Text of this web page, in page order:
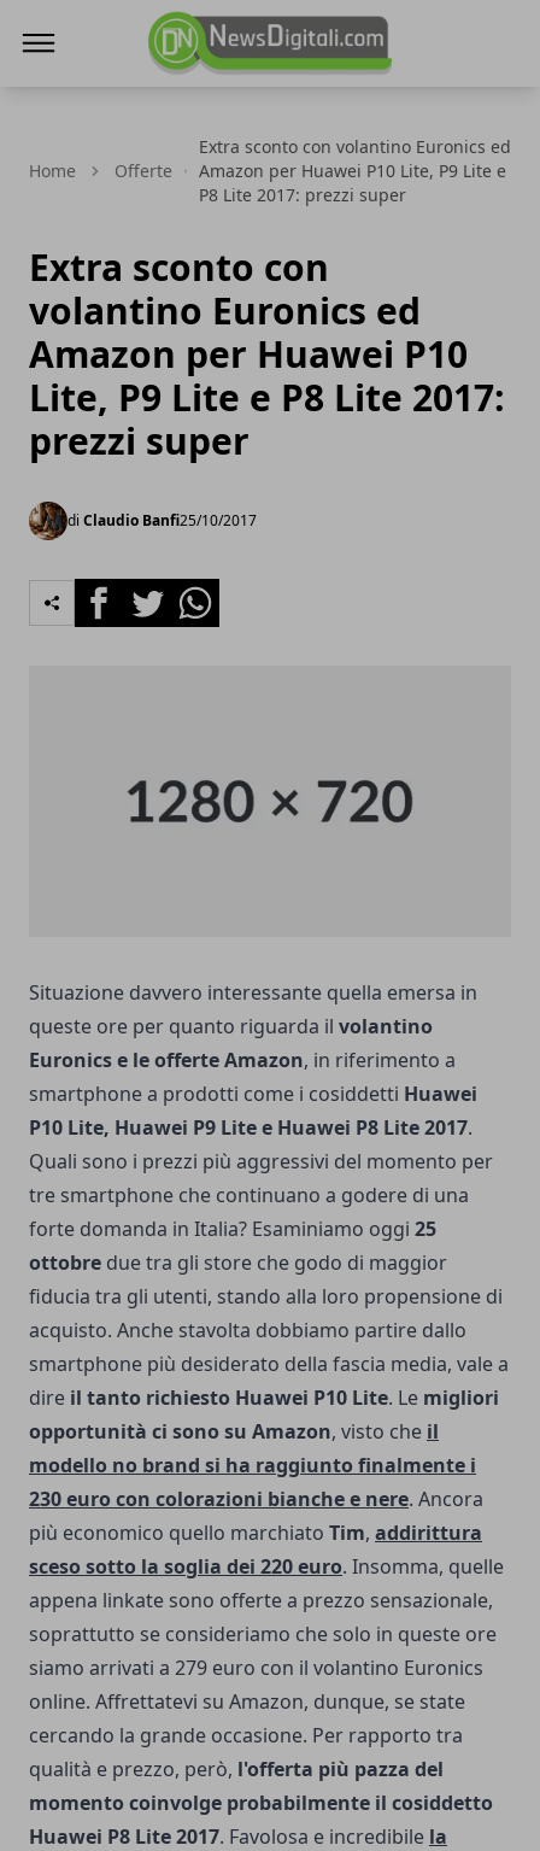
Home Offerte
Extra sconto con volantino Euronics ed
Amazon per Huawei P10 Lite, P9 Lite e
P8 Lite 2017: prezzi super
Extra sconto con
volantino Euronics ed
Amazon per Huawei P10
Lite, P9 Lite e P8 Lite 2017:
prezzi super
di Claudio Banfi25/10/2017
FacebookTwitterWhatsapp
Situazione davvero interessante quella emersa in
queste ore per quanto riguarda il volantino
Euronics e le offerte Amazon, in riferimento a
smartphone a prodotti come i cosiddetti Huawei
P10 Lite, Huawei P9 Lite e Huawei P8 Lite 2017.
Quali sono i prezzi più aggressivi del momento per
tre smartphone che continuano a godere di una
forte domanda in Italia? Esaminiamo oggi 25
ottobre due tra gli store che godo di maggior
fiducia tra gli utenti, stando alla loro propensione di
acquisto. Anche stavolta dobbiamo partire dallo
smartphone più desiderato della fascia media, vale a
dire il tanto richiesto Huawei P10 Lite. Le migliori
opportunità ci sono su Amazon, visto che il
modello no brand si ha raggiunto finalmente i
230 euro con colorazioni bianche e nere. Ancora
più economico quello marchiato Tim, addirittura
sceso sotto la soglia dei 220 euro. Insomma, quelle
appena linkate sono offerte a prezzo sensazionale,
soprattutto se consideriamo che solo in queste ore
siamo arrivati a 279 euro con il volantino Euronics
online. Affrettatevi su Amazon, dunque, se state
cercando la grande occasione. Per rapporto tra
qualità e prezzo, però, l'offerta più pazza del
momento coinvolge probabilmente il cosiddetto
Huawei P8 Lite 2017. Favolosa e incredibile la